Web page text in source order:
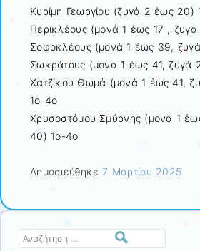
Κυρίμη Γεωργίου (ζυγά 2 έως 20)
Περικλέους (μονά 1 έως 17 ,
Σοφοκλέους (μονά 1 έως 39,
Σωκράτους (μονά 1 έως 41, ζυγά
Χατζίκου Θωμά (μονά 1 έως 41,
1ο-4ο
Χρυσοστόμου Σμύρνης (μονά 1
40) 1ο-4ο
Δημοσιεύθηκε7 Μαρτίου 2025
Αναζήτηση